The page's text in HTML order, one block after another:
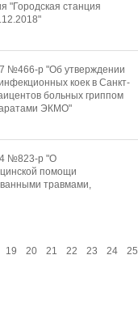
"Городская станция
№466-р "Об утверждении
коек в Санкт-
больных гриппом
ЭКМО"
№823-р "О
помощи
травмами,
19 20 21 22 23 24 25